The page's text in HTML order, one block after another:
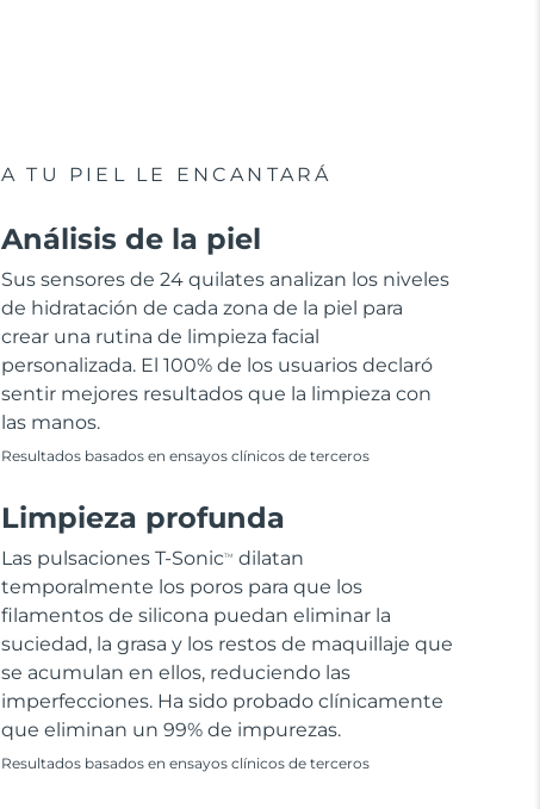
A TU PIEL LE ENCANTARÁ
Análisis de la piel
Sus sensores de 24 quilates analizan los niveles
de hidratación de cada zona de la piel para
crear una rutina de limpieza facial
personalizada. El 100% de los usuarios declaró
sentir mejores resultados que la limpieza con
las manos.
Resultados basados en ensayos clínicos de terceros
Limpieza profunda
Las pulsaciones T-SonicTM
dilatan
temporalmente los poros para que los
filamentos de silicona puedan eliminar la
suciedad, la grasa y los restos de maquillaje que
se acumulan en ellos, reduciendo las
imperfecciones. Ha sido probado clínicamente
que eliminan un 99% de impurezas.
Resultados basados en ensayos clínicos de terceros